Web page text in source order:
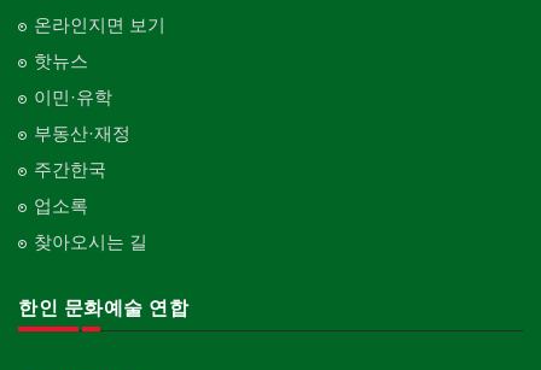
온라인지면 보기
핫뉴스
이민·유학
부동산·재정
주간한국
업소록
찾아오시는 길
한인 문화예술 연합